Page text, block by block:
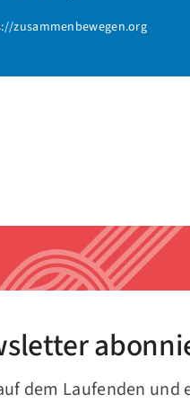
zusammenbewegen.org
dem Laufenden und